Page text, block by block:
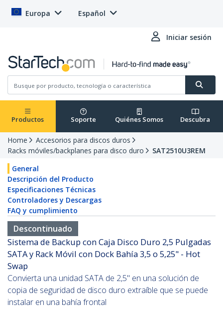
Europa Español
Iniciar sesión
Productos Soporte Quiénes Somos Descubra
Home
Accesorios para discos duros
Racks móviles/backplanes para disco duro
SAT2510U3REM
General
Descripción del Producto
Especificaciones Técnicas
Controladores y Descargas
FAQ y cumplimiento
Descontinuado
Sistema de Backup con Caja Disco Duro 2,5 Pulgadas
SATA y Rack Móvil con Dock Bahía 3,5 o 5,25" - Hot
Swap
Convierta una unidad SATA de 2,5" en una solución de
copia de seguridad de disco duro extraíble que se puede
instalar en una bahía frontal